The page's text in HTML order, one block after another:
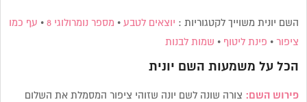
השם יונית משוייך לקטגוריות : יוצאים לטבע • מספר נומרולוגי 8 • עף כמו
ציפור • פינת ליטוף • שמות לבנות
הכל על משמעות השם יונית
פירוש השם: צורה שונה לשם יונה שזוהי ציפור המסמלת את השלום